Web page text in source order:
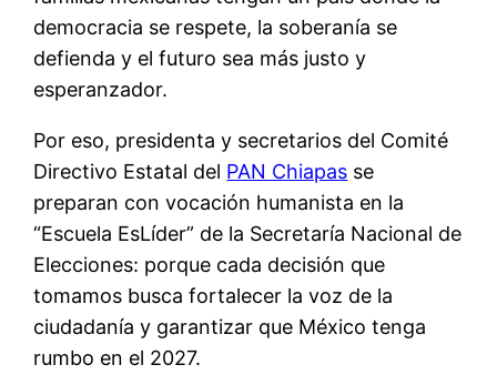
democracia se respete, la soberanía se
defienda y el futuro sea más justo y
esperanzador.
Por eso, presidenta y secretarios del Comité
Directivo Estatal del PAN Chiapas se
preparan con vocación humanista en la
“Escuela EsLíder” de la Secretaría Nacional de
Elecciones: porque cada decisión que
tomamos busca fortalecer la voz de la
ciudadanía y garantizar que México tenga
rumbo en el 2027.